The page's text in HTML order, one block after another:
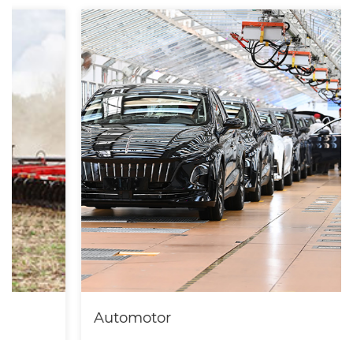
Automotor